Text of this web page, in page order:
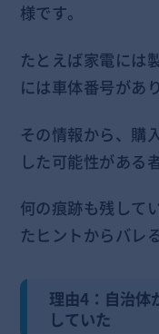
様です。
たとえば家電には
には車体番号があ
その情報から、購
した可能性がある
何の痕跡も残して
たヒントからバレ
理由4：自治体
していた